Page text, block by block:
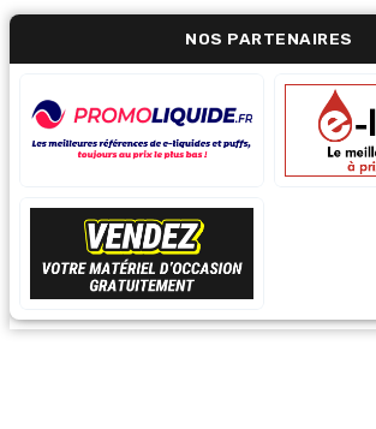
NOS PARTENAIRES